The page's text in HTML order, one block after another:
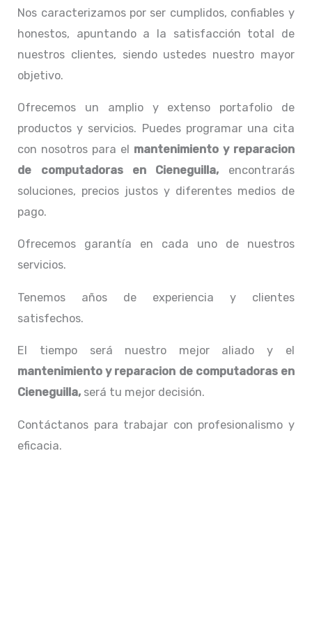
Nos caracterizamos por ser cumplidos, confiables y
honestos, apuntando a la satisfacción total de
nuestros clientes, siendo ustedes nuestro mayor
objetivo.
Ofrecemos un amplio y extenso portafolio de
productos y servicios. Puedes programar una cita
con nosotros para el mantenimiento y reparacion
de computadoras en Cieneguilla, encontrarás
soluciones, precios justos y diferentes medios de
pago.
Ofrecemos garantía en cada uno de nuestros
servicios.
Tenemos años de experiencia y clientes
satisfechos.
El tiempo será nuestro mejor aliado y el
mantenimiento y reparacion de computadoras en
Cieneguilla, será tu mejor decisión.
Contáctanos para trabajar con profesionalismo y
eficacia.